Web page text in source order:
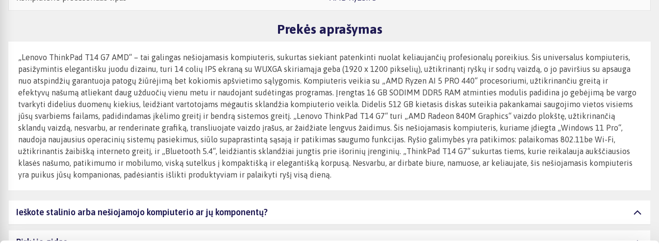
Prekės aprašymas
„Lenovo ThinkPad T14 G7 AMD“ – tai galingas nešiojamasis kompiuteris, sukurtas siekiant patenkinti nuolat keliaujančių profesionalų poreikius. Šis universalus kompiuteris,
pasižymintis elegantišku juodu dizainu, turi 14 colių IPS ekraną su WUXGA skiriamąja geba (1920 x 1200 pikselių), užtikrinantį ryškų ir sodrų vaizdą, o jo paviršius su apsauga
nuo atspindžių garantuoja patogų žiūrėjimą bet kokiomis apšvietimo sąlygomis. Kompiuteris veikia su „AMD Ryzen AI 5 PRO 440“ procesoriumi, užtikrinančiu greitą ir
efektyvų našumą atliekant daug užduočių vienu metu ir naudojant sudėtingas programas. Įrengtas 16 GB SODIMM DDR5 RAM atminties modulis padidina jo gebėjimą be vargo
tvarkyti didelius duomenų kiekius, leidžiant vartotojams mėgautis sklandžia kompiuterio veikla. Didelis 512 GB kietasis diskas suteikia pakankamai saugojimo vietos visiems
jūsų svarbiems failams, padidindamas įkėlimo greitį ir bendrą sistemos greitį. „Lenovo ThinkPad T14 G7“ turi „AMD Radeon 840M Graphics“ vaizdo plokštę, užtikrinančią
sklandų vaizdą, nesvarbu, ar renderinate grafiką, transliuojate vaizdo įrašus, ar žaidžiate lengvus žaidimus. Šis nešiojamasis kompiuteris, kuriame įdiegta „Windows 11 Pro“,
naudoja naujausius operacinių sistemų pasiekimus, siūlo supaprastintą sąsają ir patikimas saugumo funkcijas. Ryšio galimybės yra patikimos: palaikomas 802.11be Wi-Fi,
užtikrinantis žaibišką interneto greitį, ir „Bluetooth 5.4“, leidžiantis sklandžiai jungtis prie išorinių įrenginių. „ThinkPad T14 G7“ sukurtas tiems, kurie reikalauja aukščiausios
klasės našumo, patikimumo ir mobilumo, viską sutelkus į kompaktišką ir elegantišką korpusą. Nesvarbu, ar dirbate biure, namuose, ar keliaujate, šis nešiojamasis kompiuteris
yra puikus jūsų kompanionas, padėsiantis išlikti produktyviam ir palaikyti ryšį visą dieną.
Ieškote stalinio arba nešiojamojo kompiuterio ar jų komponentų?
Pirkėjo gidas